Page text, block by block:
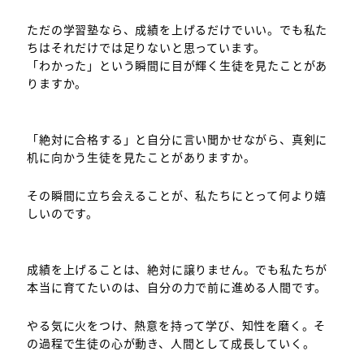
ただの学習塾なら、成績を上げるだけでいい。でも私た
ちはそれだけでは足りないと思っています。
「わかった」という瞬間に目が輝く生徒を見たことがあ
りますか。
「絶対に合格する」と自分に言い聞かせながら、真剣に
机に向かう生徒を見たことがありますか。
その瞬間に立ち会えることが、私たちにとって何より嬉
しいのです。
成績を上げることは、絶対に譲りません。でも私たちが
本当に育てたいのは、自分の力で前に進める人間です。
やる気に火をつけ、熱意を持って学び、知性を磨く。そ
の過程で生徒の心が動き、人間として成長していく。